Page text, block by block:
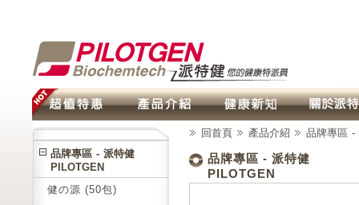
品牌專區 - 派特健
PILOTGEN
健の源 (50包)
回首頁 產品介紹 品牌專區 -
品牌專區 - 派特健
PILOTGEN